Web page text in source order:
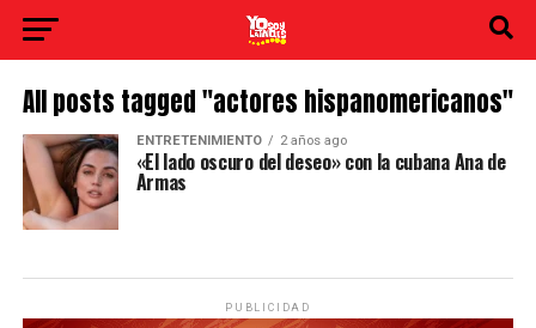
All posts tagged "actores hispanomericanos"
ENTRETENIMIENTO 2 años ago
«El lado oscuro del deseo» con la cubana Ana de
Armas
PUBLICIDAD